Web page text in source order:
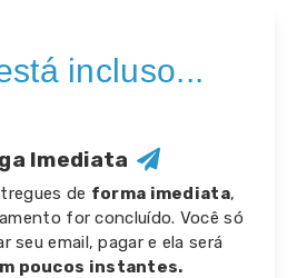
incluso...
Imediata
de forma imediata,
for concluído. Você só
seu email, pagar e ela será
poucos instantes.